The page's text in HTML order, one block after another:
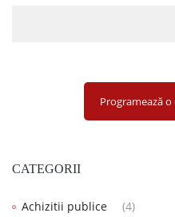
Programează
CATEGORII
Achizitii publice (4)